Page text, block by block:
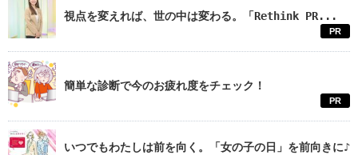
視点を変えれば、世の中は変わる。「Rethink PR...
PR
簡単な診断で今のお疲れ度をチェック！
PR
いつでもわたしは前を向く。「女の子の日」を前向きに♪